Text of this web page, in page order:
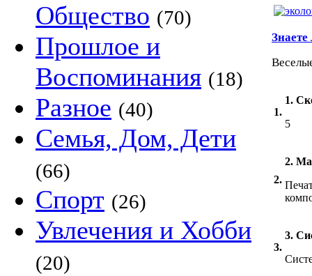
Общество (70)
Прошлое и
Воспоминания (18)
Разное (40)
Семья, Дом, Дети
(66)
Спорт (26)
Увлечения и Хобби
(20)
1.
1.
5
2.
2.
3.
3.